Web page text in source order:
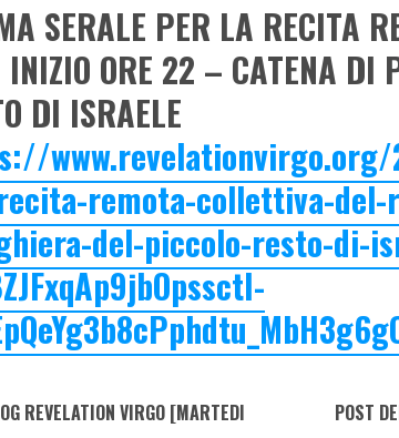
SERALE PER LA RECITA
ORE 22 – CATENA DI
DI ISRAELE
remota-collettiva-
del-piccolo-resto-di-
REVELATION VIRGO [MARTEDI
POST